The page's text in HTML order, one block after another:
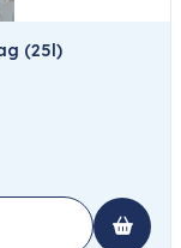
(25l)